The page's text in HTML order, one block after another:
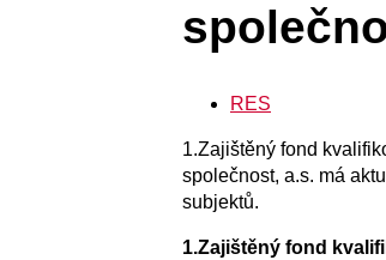
RES
1.Zajištěný fond
společnost, a.s. má
subjektů.
1.Zajištěný fond